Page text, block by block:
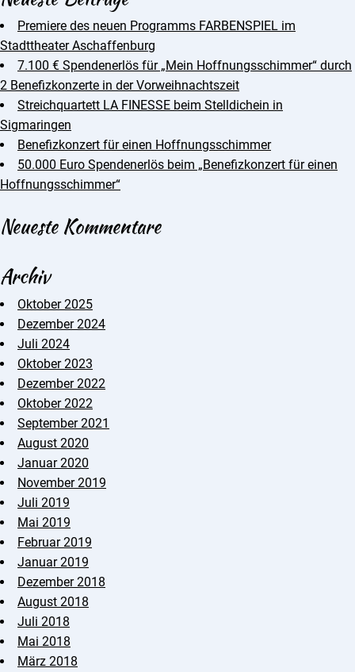
Premiere des neuen Programms FARBENSPIEL im
Stadttheater Aschaffenburg
7.100 € Spendenerlös für „Mein Hoffnungsschimmer“ durch
2 Benefizkonzerte in der Vorweihnachtszeit
Streichquartett LA FINESSE beim Stelldichein in
Sigmaringen
Benefizkonzert für einen Hoffnungsschimmer
50.000 Euro Spendenerlös beim „Benefizkonzert für einen
Hoffnungsschimmer“
Neueste Kommentare
Archiv
Oktober 2025
Dezember 2024
Juli 2024
Oktober 2023
Dezember 2022
Oktober 2022
September 2021
August 2020
Januar 2020
November 2019
Juli 2019
Mai 2019
Februar 2019
Januar 2019
Dezember 2018
August 2018
Juli 2018
Mai 2018
März 2018